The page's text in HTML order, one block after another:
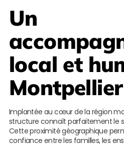
Un
local et
Montpellier
Implantée au cœur de la région
structure connaît parfaitement le
Cette proximité géographique
confiance entre les familles, les